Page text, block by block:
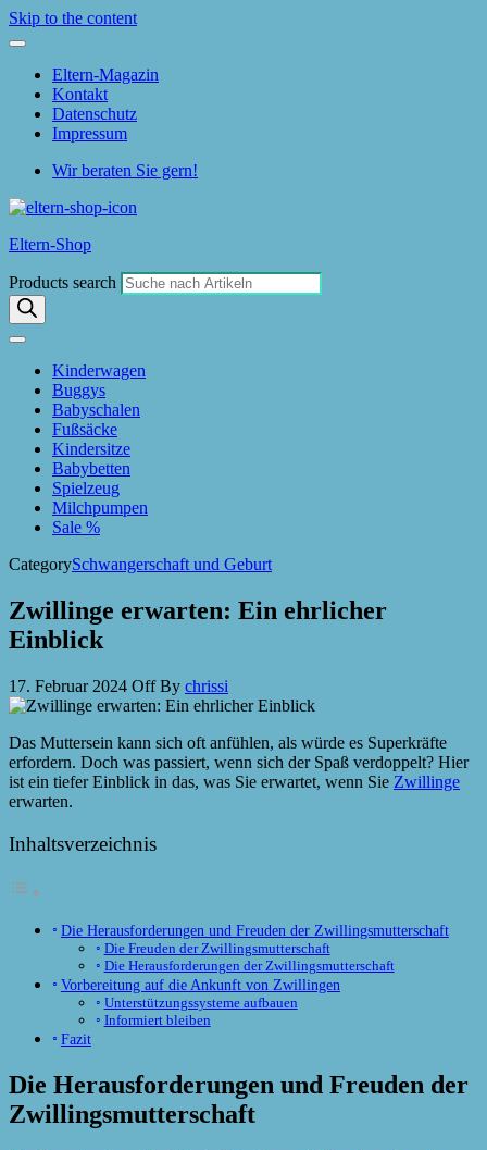
Skip to the content
Eltern-Magazin
Kontakt
Datenschutz
Impressum
Wir beraten Sie gern!
Eltern-Shop
Products search
Kinderwagen
Buggys
Babyschalen
Fußsäcke
Kindersitze
Babybetten
Spielzeug
Milchpumpen
Sale %
CategorySchwangerschaft und Geburt
Zwillinge erwarten: Ein ehrlicher
Einblick
17. Februar 2024 OffBy chrissi
Das Muttersein kann sich oft anfühlen, als würde es Superkräfte
erfordern. Doch was passiert, wenn sich der Spaß verdoppelt? Hier
ist ein tiefer Einblick in das, was Sie erwartet, wenn Sie Zwillinge
erwarten.
Inhaltsverzeichnis
Die Herausforderungen und Freuden der Zwillingsmutterschaft
Die Freuden der Zwillingsmutterschaft
Die Herausforderungen der Zwillingsmutterschaft
Vorbereitung auf die Ankunft von Zwillingen
Unterstützungssysteme aufbauen
Informiert bleiben
Fazit
Die Herausforderungen und Freuden der
Zwillingsmutterschaft